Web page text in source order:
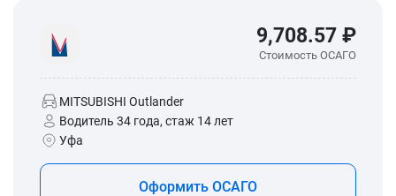
9,708.57 ₽
Стоимость ОСАГО
MITSUBISHI Outlander
Водитель 34 года, стаж 14 лет
Уфа
Оформить ОСАГО